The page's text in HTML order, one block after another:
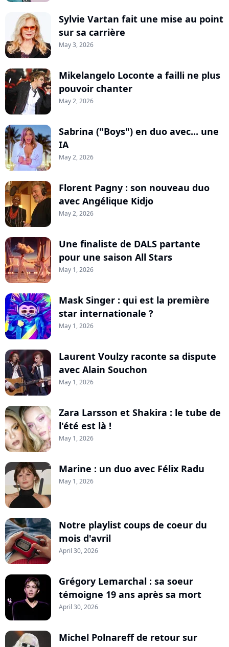
Sylvie Vartan fait une mise au point
sur sa carrière
May 3, 2026
Mikelangelo Loconte a failli ne plus
pouvoir chanter
May 2, 2026
Sabrina ("Boys") en duo avec... une
IA
May 2, 2026
Florent Pagny : son nouveau duo
avec Angélique Kidjo
May 2, 2026
Une finaliste de DALS partante
pour une saison All Stars
May 1, 2026
Mask Singer : qui est la première
star internationale ?
May 1, 2026
Laurent Voulzy raconte sa dispute
avec Alain Souchon
May 1, 2026
Zara Larsson et Shakira : le tube de
l'été est là !
May 1, 2026
Marine : un duo avec Félix Radu
May 1, 2026
Notre playlist coups de coeur du
mois d'avril
April 30, 2026
Grégory Lemarchal : sa soeur
témoigne 19 ans après sa mort
April 30, 2026
Michel Polnareff de retour sur